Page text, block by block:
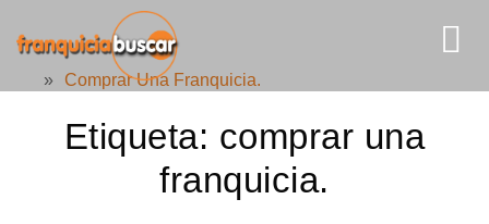
» Comprar Una Franquicia.
Etiqueta: comprar una
franquicia.